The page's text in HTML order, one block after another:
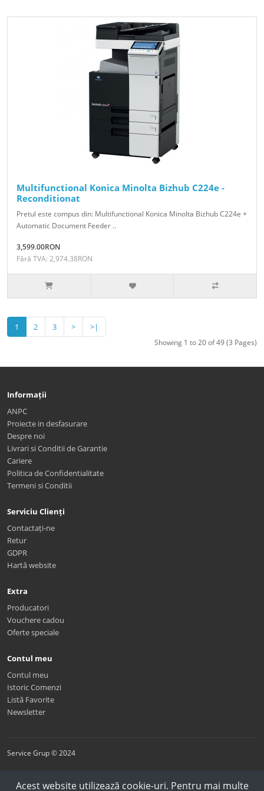
Multifunctional Konica Minolta Bizhub C224e -
Reconditionat
Pretul este compus din: Multifunctional Konica Minolta Bizhub C224e +
Automatic Document Feeder ..
3,599.00RON
Fără TVA: 2,974.38RON
1 2 3 > >|
Showing 1 to 20 of 49 (3 Pages)
Informații
ANPC
Proiecte in desfasurare
Despre noi
Livrari si Conditii de Garantie
Cariere
Politica de Confidentialitate
Termeni si Conditii
Serviciu Clienți
Contactați-ne
Retur
GDPR
Hartă website
Extra
Producatori
Vouchere cadou
Oferte speciale
Contul meu
Contul meu
Istoric Comenzi
Listă Favorite
Newsletter
Service Grup © 2024
Acest website utilizează cookie-uri. Pentru mai multe